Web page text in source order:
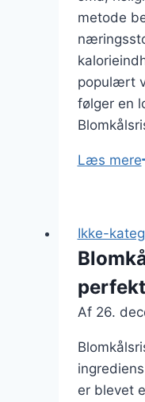
metode
populært
følger en
Læs mere
Ikke-
Af 26.
er blevet